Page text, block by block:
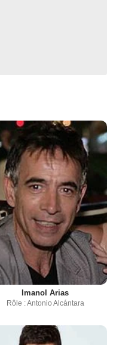
Imanol Arias
Rôle : Antonio Alcántara